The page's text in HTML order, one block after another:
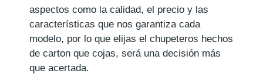
aspectos como la calidad, el precio y las
características que nos garantiza cada
modelo, por lo que elijas el chupeteros hechos
de carton que cojas, será una decisión más
que acertada.